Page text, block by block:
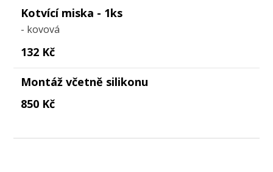
Kotvící miska - 1ks
- kovová
132 Kč
Montáž včetně silikonu
850 Kč